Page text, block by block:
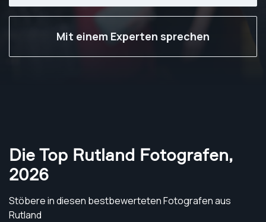
Mit einem Experten sprechen
Die Top Rutland Fotografen,
2026
Stöbere in diesen bestbewerteten Fotografen aus
Rutland